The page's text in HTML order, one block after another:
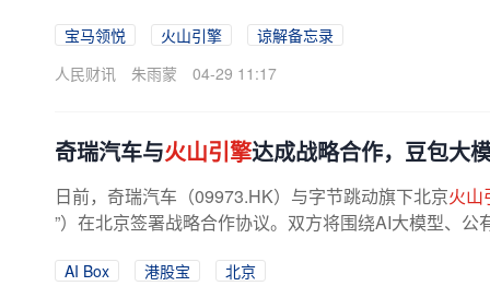
宝马领悦 火山引擎
谅解备忘录
人民财讯
朱雨蒙 04-29 11:17
奇瑞汽车与火山引擎达成战略合作，豆包大
日前，奇瑞汽车（09973.HK）与字节跳动旗下北京火山
”）在北京签署战略合作协议。双方将围绕AI大模型、
AI Box 港股宝
北京